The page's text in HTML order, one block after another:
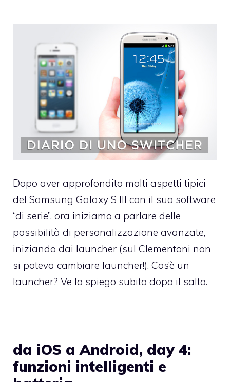
Dopo aver approfondito molti aspetti tipici
del Samsung Galaxy S III con il suo software
“di serie”, ora iniziamo a parlare delle
possibilità di personalizzazione avanzate,
iniziando dai launcher (sul Clementoni non
si poteva cambiare launcher!). Cos’è un
launcher? Ve lo spiego subito dopo il salto.
da iOS a Android, day 4:
funzioni intelligenti e